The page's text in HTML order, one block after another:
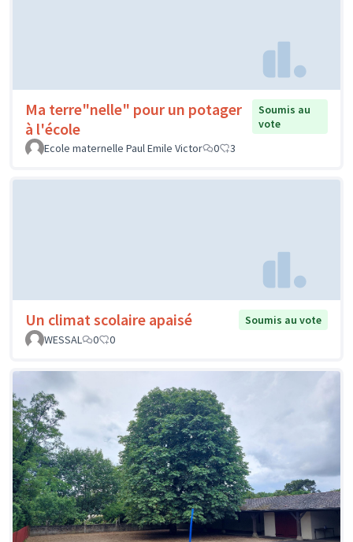
Ma terre"nelle" pour un potager
à l'école
Soumis au
vote
Ecole maternelle Paul Emile Victor
0 3
Un climat scolaire apaisé
Soumis au vote
WESSAL
0 0